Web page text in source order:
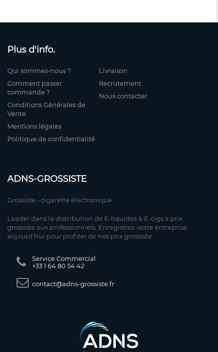
Plus d'info.
Qui sommes-nous ?
Comment passer
commande ?
Conditions Générales de
Vente
Mentions légales
Politique de confidentialité
Livraison
Recrutement
Nous contacter
ADNS-GROSSISTE
Grossiste - cigarette électronique.
Leader dans la distribution de E-liquides & E-cigs à prix
grossiste aux professionnels. Enregistrez-votre entreprise
aujourd'hui pour profiter de nos prix grossiste.
Service Commercial
+33 1 64 80 54 42
contact@adns-grossiste.fr